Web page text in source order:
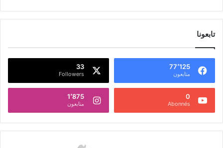
تابعونا
77٬125
متابعون
33
Followers
0
Abonnés
1٬875
متابعون